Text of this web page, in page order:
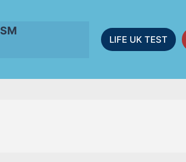
SM
LIFE UK TEST